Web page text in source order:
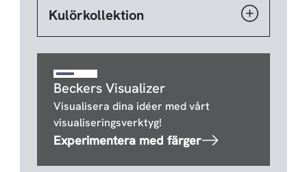
Kulörkollektion
Beckers Visualizer
Visualisera dina idéer med vårt
visualiseringsverktyg!
Experimentera med färger